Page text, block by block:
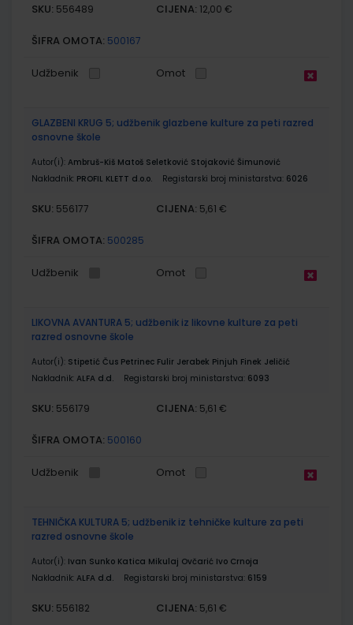
SKU: 556489 CIJENA: 12,00 €
ŠIFRA OMOTA: 500167
Udžbenik Omot
GLAZBENI KRUG 5; udžbenik glazbene kulture za peti razred
osnovne škole
Autor(i): Ambruš-Kiš Matoš Seletković Stojaković Šimunović
Nakladnik: PROFIL KLETT d.o.o. Registarski broj ministarstva: 6026
SKU: 556177 CIJENA: 5,61 €
ŠIFRA OMOTA: 500285
Udžbenik Omot
LIKOVNA AVANTURA 5; udžbenik iz likovne kulture za peti
razred osnovne škole
Autor(i): Stipetić Čus Petrinec Fulir Jerabek Pinjuh Finek Jeličić
Nakladnik: ALFA d.d. Registarski broj ministarstva: 6093
SKU: 556179 CIJENA: 5,61 €
ŠIFRA OMOTA: 500160
Udžbenik Omot
TEHNIČKA KULTURA 5; udžbenik iz tehničke kulture za peti
razred osnovne škole
Autor(i): Ivan Sunko Katica Mikulaj Ovčarić Ivo Crnoja
Nakladnik: ALFA d.d. Registarski broj ministarstva: 6159
SKU: 556182 CIJENA: 5,61 €